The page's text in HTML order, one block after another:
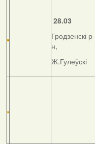
28.03
Гродзенскі р-
н,
Ж.Гулеўскі